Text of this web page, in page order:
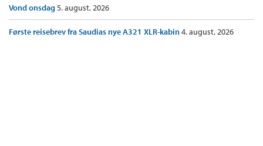
Vond onsdag5. august, 2026
Første reisebrev fra Saudias nye A321 XLR-kabin4. august, 2026